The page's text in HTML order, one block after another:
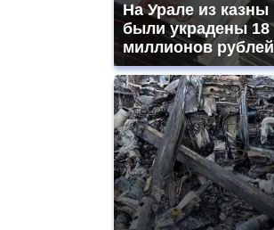
На Урале из казны
были украдены 18
миллионов рублей